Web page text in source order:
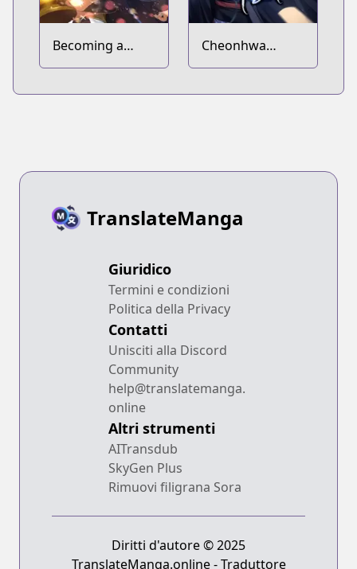
Becoming a
Magic School
Cheonhwa
Archive's Young
TranslateManga
Giuridico
Termini e condizioni
Politica della Privacy
Contatti
Unisciti alla Discord
Community
help@translatemanga.
online
Altri strumenti
AITransdub
SkyGen Plus
Rimuovi filigrana Sora
Diritti d'autore © 2025
TranslateManga.online - Traduttore